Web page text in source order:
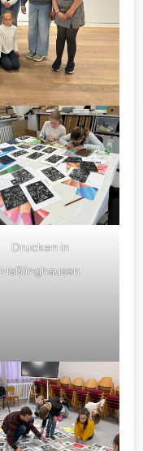
Drucken in
Haßlinghausen